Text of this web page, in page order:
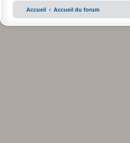
Accueil Accueil du forum